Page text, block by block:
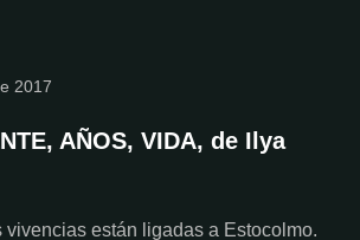
2017
AÑOS, VIDA, de Ilya
vivencias están ligadas a Estocolmo.